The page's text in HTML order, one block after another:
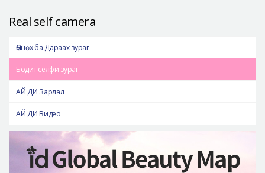
Real self camera
Өмнөх ба Дараах зураг
Бодит селфи зураг
АЙ ДИ Зарлал
АЙ ДИ Видео